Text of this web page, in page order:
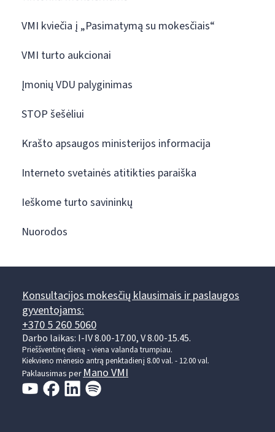
VMI kviečia į „Pasimatymą su mokesčiais“
VMI turto aukcionai
Įmonių VDU palyginimas
STOP šešėliui
Krašto apsaugos ministerijos informacija
Interneto svetainės atitikties paraiška
Ieškome turto savininkų
Nuorodos
Konsultacijos mokesčių klausimais ir paslaugos
gyventojams:
+370 5 260 5060
Darbo laikas: I-IV 8.00-17.00, V 8.00-15.45.
Prieššventinę dieną - viena valanda trumpiau.
Kiekvieno mėnesio antrą penktadienį 8.00 val. - 12.00 val.
Paklausimas perMano VMI